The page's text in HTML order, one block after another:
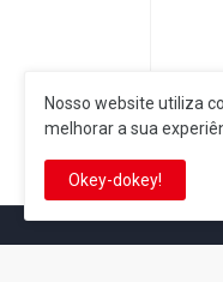
Nosso website utiliza
melhorar a sua
Okey-dokey!